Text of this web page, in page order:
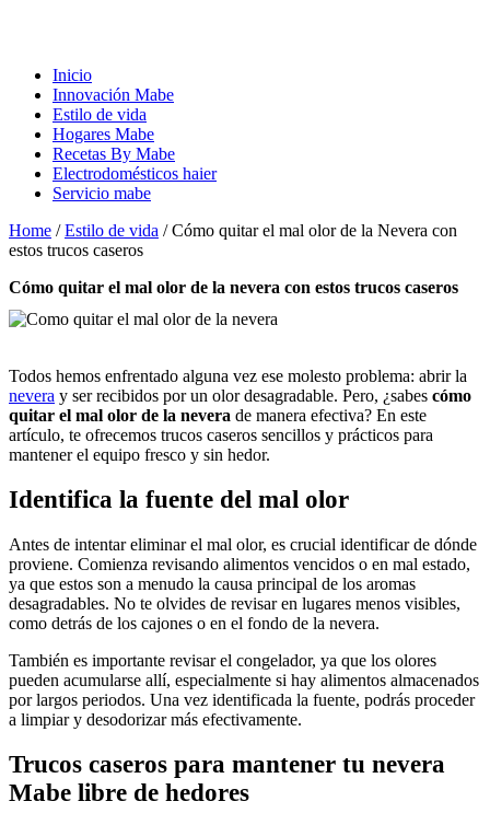
Inicio
Innovación Mabe
Estilo de vida
Hogares Mabe
Recetas By Mabe
Electrodomésticos haier
Servicio mabe
Home /Estilo de vida /Cómo quitar el mal olor de la Nevera con
estos trucos caseros
cómo quitar el mal olor de la nevera con estos trucos caseros
Todos hemos enfrentado alguna vez ese molesto problema: abrir la
nevera y ser recibidos por un olor desagradable. Pero, ¿sabes cómo
quitar el mal olor de la nevera de manera efectiva? En este
artículo, te ofrecemos trucos caseros sencillos y prácticos para
mantener el equipo fresco y sin hedor.
Identifica la fuente del mal olor
Antes de intentar eliminar el mal olor, es crucial identificar de dónde
proviene. Comienza revisando alimentos vencidos o en mal estado,
ya que estos son a menudo la causa principal de los aromas
desagradables. No te olvides de revisar en lugares menos visibles,
como detrás de los cajones o en el fondo de la nevera.
También es importante revisar el congelador, ya que los olores
pueden acumularse allí, especialmente si hay alimentos almacenados
por largos periodos. Una vez identificada la fuente, podrás proceder
a limpiar y desodorizar más efectivamente.
Trucos caseros para mantener tu nevera
Mabe libre de hedores